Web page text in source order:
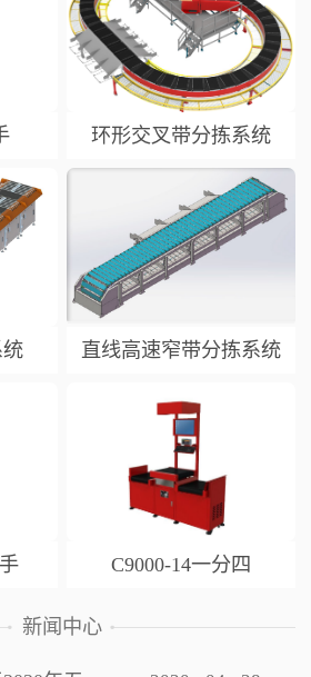
环形交叉带分拣系统
直线高速窄带分拣系统
C9000-14一分四
新闻中心